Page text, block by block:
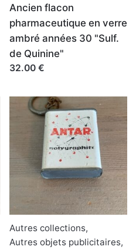
Ancien flacon
pharmaceutique en verre
ambré années 30 "Sulf.
de Quinine"
32.00 €
Autres collections,
Autres objets publicitaires,